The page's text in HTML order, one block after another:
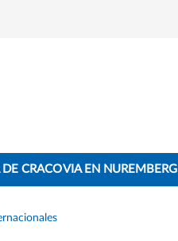
DE CRACOVIA EN NUREMBERG